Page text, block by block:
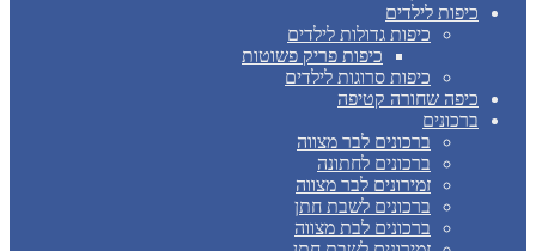
כיפות לילדים
כיפות גדולות לילדים
כיפות פריק פשוטות
כיפות סרוגות לילדים
כיפה שחורה קטיפה
ברכונים
ברכונים לבר מצווה
ברכונים לחתונה
זמירונים לבר מצווה
ברכונים לשבת חתן
ברכונים לבת מצווה